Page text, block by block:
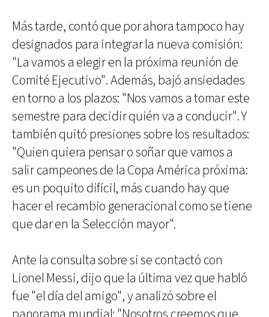
Más tarde, contó que por ahora tampoco hay
designados para integrar la nueva comisión:
"La vamos a elegir en la próxima reunión de
Comité Ejecutivo". Además, bajó ansiedades
en torno a los plazos: "Nos vamos a tomar este
semestre para decidir quién va a conducir". Y
también quitó presiones sobre los resultados:
"Quien quiera pensar o soñar que vamos a
salir campeones de la Copa América próxima:
es un poquito difícil, más cuando hay que
hacer el recambio generacional como se tiene
que dar en la Selección mayor".
Ante la consulta sobre si se contactó con
Lionel Messi, dijo que la última vez que habló
fue "el día del amigo", y analizó sobre el